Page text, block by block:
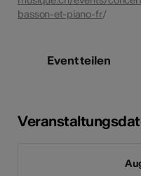
basson-et-piano-fr/
Event teilen